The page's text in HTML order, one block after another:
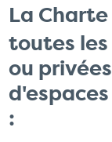
La
toutes
ou
: